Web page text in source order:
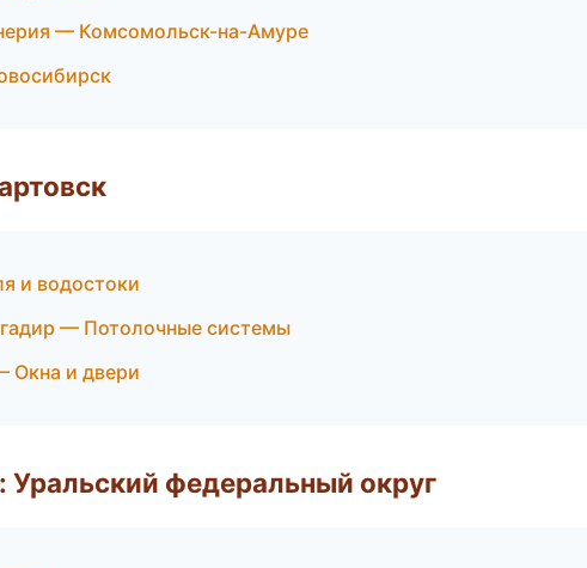
— Комсомольск-на-Амуре
и водостоки
— Потолочные системы
Окна и двери
Уральский федеральный округ